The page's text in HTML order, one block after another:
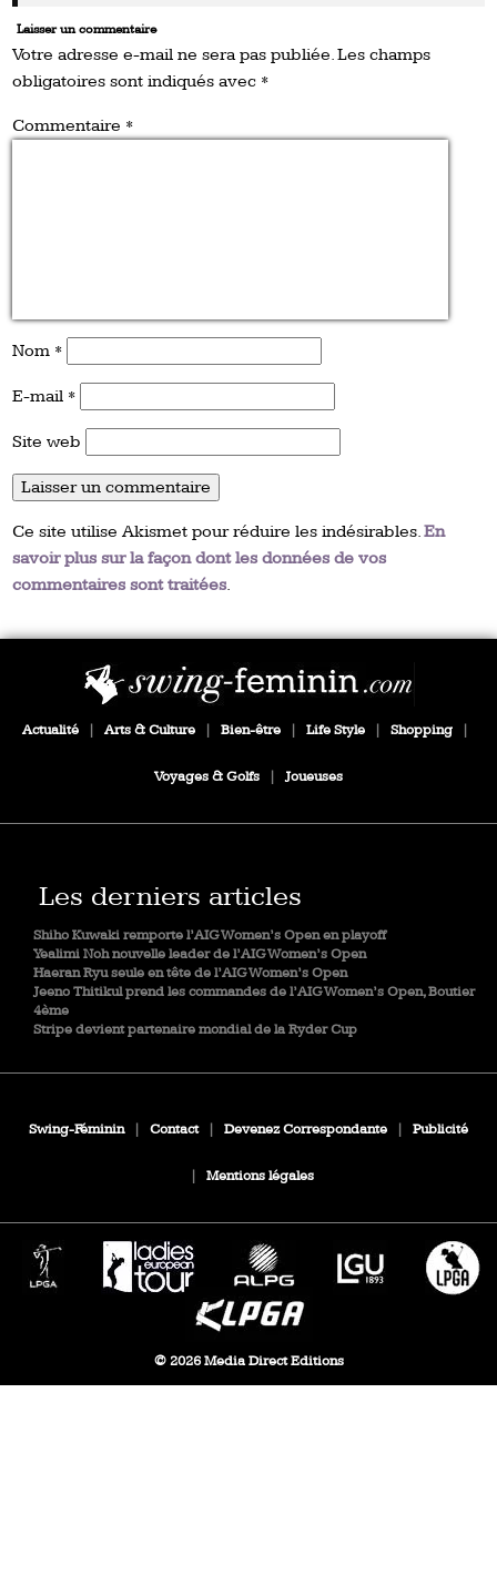
Laisser un commentaire
Votre adresse e-mail ne sera pas publiée.Les champs
obligatoires sont indiqués avec *
Commentaire *
Nom *
E-mail *
Site web
Ce site utilise Akismet pour réduire les indésirables.En
savoir plus sur la façon dont les données de vos
commentaires sont traitées.
Actualité Arts & Culture Bien-être Life Style Shopping
Voyages & Golfs Joueuses
Les derniers articles
Shiho Kuwaki remporte l’AIG Women’s Open en playoff
Yealimi Noh nouvelle leader de l’AIG Women’s Open
Haeran Ryu seule en tête de l’AIG Women’s Open
Jeeno Thitikul prend les commandes de l’AIG Women’s Open, Boutier
4ème
Stripe devient partenaire mondial de la Ryder Cup
Swing-Féminin Contact Devenez Correspondante Publicité
Mentions légales
© 2026 Media Direct Editions